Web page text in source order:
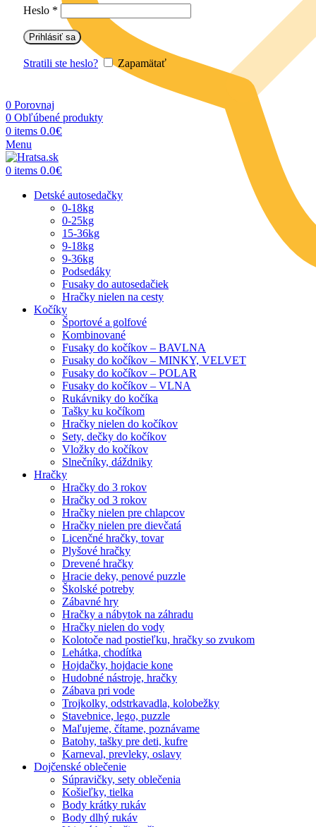
Heslo *
Prihlásiť sa
Stratili ste heslo? Zapamätať
0 Porovnaj
0 Obľúbené produkty
0 items 0.0€
Menu
0 items 0.0€
Detské autosedačky
0-18kg
0-25kg
15-36kg
9-18kg
9-36kg
Podsedáky
Fusaky do autosedačiek
Hračky nielen na cesty
Kočíky
Športové a golfové
Kombinované
Fusaky do kočíkov – BAVLNA
Fusaky do kočíkov – MINKY, VELVET
Fusaky do kočíkov – POLAR
Fusaky do kočíkov – VLNA
Rukávniky do kočíka
Tašky ku kočíkom
Hračky nielen do kočíkov
Sety, dečky do kočíkov
Vložky do kočíkov
Slnečníky, dáždniky
Hračky
Hračky do 3 rokov
Hračky od 3 rokov
Hračky nielen pre chlapcov
Hračky nielen pre dievčatá
Licenčné hračky, tovar
Plyšové hračky
Drevené hračky
Hracie deky, penové puzzle
Školské potreby
Zábavné hry
Hračky a nábytok na záhradu
Hračky nielen do vody
Kolotoče nad postieľku, hračky so zvukom
Lehátka, chodítka
Hojdačky, hojdacie kone
Hudobné nástroje, hračky
Zábava pri vode
Trojkolky, odstrkavadla, kolobežky
Stavebnice, lego, puzzle
Maľujeme, čítame, poznávame
Batohy, tašky pre deti, kufre
Karneval, prevleky, oslavy
Dojčenské oblečenie
Súpravičky, sety oblečenia
Košieľky, tielka
Body krátky rukáv
Body dlhý rukáv